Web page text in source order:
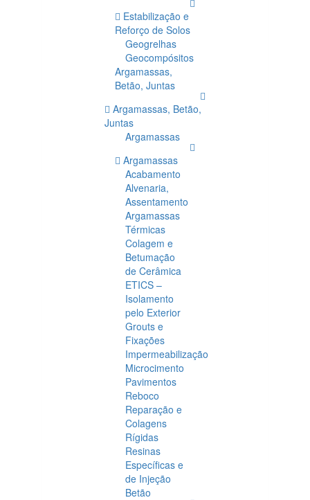
Estabilização e
Reforço de Solos
Geogrelhas
Geocompósitos
Argamassas,
Betão, Juntas
Argamassas, Betão,
Juntas
Argamassas
Argamassas
Acabamento
Alvenaria,
Assentamento
Argamassas
Térmicas
Colagem e
Betumação
de Cerâmica
ETICS –
Isolamento
pelo Exterior
Grouts e
Fixações
Impermeabilização
Microcimento
Pavimentos
Reboco
Reparação e
Colagens
Rígidas
Resinas
Específicas e
de Injeção
Betão